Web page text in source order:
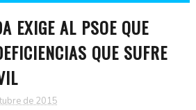
EXIGE AL PSOE QUE
QUE SUFRE
de 2015